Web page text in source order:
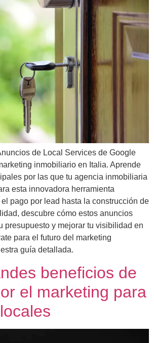
de Local Services de Google
inmobiliario en Italia. Aprende
por las que tu agencia inmobiliaria
esta innovadora herramienta
pago por lead hasta la construcción de
descubre cómo estos anuncios
presupuesto y mejorar tu visibilidad en
para el futuro del marketing
guía detallada.
beneficios de
el marketing para